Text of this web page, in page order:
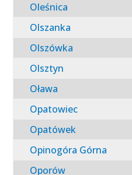
Oleśnica
Olszanka
Olszówka
Olsztyn
Oława
Opatowiec
Opatówek
Opinogóra Górna
Oporów